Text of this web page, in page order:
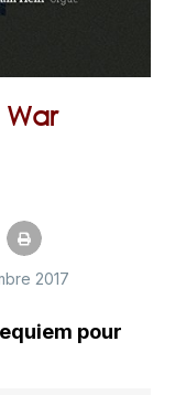
2017
pour